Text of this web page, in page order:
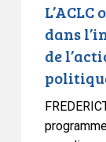
l’action
justice
relative
dans
de